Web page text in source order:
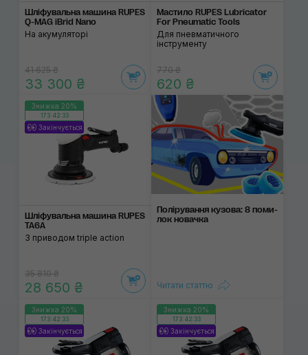
Шліфувальна машина RUPES
Q-MAG iBrid Nano
На акумуляторі
41 625 ₴
33 300 ₴
Мастило RUPES Lubricator
For Pneumatic Tools
Для пневматичного
інструменту
770 ₴
620 ₴
Знижка 20%
173:42:32
Закінчується
Шліфувальна машина RUPES
TA6A
З приводом triple action
35 810 ₴
28 650 ₴
Поліруван­ня кузо­ва: 8 поми­
лок нова­чка
Читати статтю
Знижка 20%
173:42:32
Закінчується
Знижка 20%
173:42:32
Закінчується